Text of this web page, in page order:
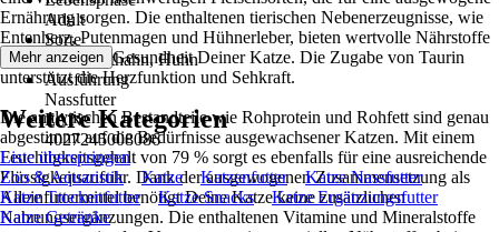
Adult
Sorte
Ente, Truthahn, Huhn
Ausführung
Nassfutter
EAN
4027245008086
Ernährung sorgen. Die enthaltenen tierischen Nebenerzeugnisse, wie
Entenherz, Putenmagen und Hühnerleber, bieten wertvolle Nährstoffe
und fördern die Gesundheit Deiner Katze. Die Zugabe von Taurin
unterstützt die Herzfunktion und Sehkraft.
Die analytischen Bestandteile wie Rohprotein und Rohfett sind genau
abgestimmt auf die Bedürfnisse ausgewachsener Katzen. Mit einem
Feuchtigkeitsgehalt von 79 % sorgt es ebenfalls für eine ausreichende
Flüssigkeitszufuhr. Dank der ausgewogenen Zusammensetzung als
Alleinfuttermittel benötigt Deine Katze keine zusätzlichen
Nahrungsergänzungen. Die enthaltenen Vitamine und Mineralstoffe
Mehr anzeigen
Weitere Kategorien
Liste überspringen
Zoo & Aquaristik
Katze Katzenfutter
Katze Nassfutter
Katze Trockenfutter
Katze Snacks
Katze Ergänzungsfutter
Katze Getränke